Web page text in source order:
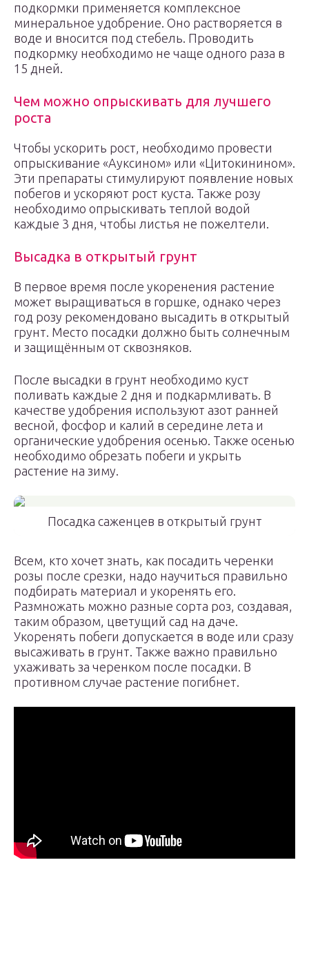
подкормки применяется комплексное
минеральное удобрение. Оно растворяется в
воде и вносится под стебель. Проводить
подкормку необходимо не чаще одного раза в
15 дней.
Чем можно опрыскивать для лучшего
роста
Чтобы ускорить рост, необходимо провести
опрыскивание «Ауксином» или «Цитокинином».
Эти препараты стимулируют появление новых
побегов и ускоряют рост куста. Также розу
необходимо опрыскивать теплой водой
каждые 3 дня, чтобы листья не пожелтели.
Высадка в открытый грунт
В первое время после укоренения растение
может выращиваться в горшке, однако через
год розу рекомендовано высадить в открытый
грунт. Место посадки должно быть солнечным
и защищённым от сквозняков.
После высадки в грунт необходимо куст
поливать каждые 2 дня и подкармливать. В
качестве удобрения используют азот ранней
весной, фосфор и калий в середине лета и
органические удобрения осенью. Также осенью
необходимо обрезать побеги и укрыть
растение на зиму.
Посадка саженцев в открытый грунт
Всем, кто хочет знать, как посадить черенки
розы после срезки, надо научиться правильно
подбирать материал и укоренять его.
Размножать можно разные сорта роз, создавая,
таким образом, цветущий сад на даче.
Укоренять побеги допускается в воде или сразу
высаживать в грунт. Также важно правильно
ухаживать за черенком после посадки. В
противном случае растение погибнет.